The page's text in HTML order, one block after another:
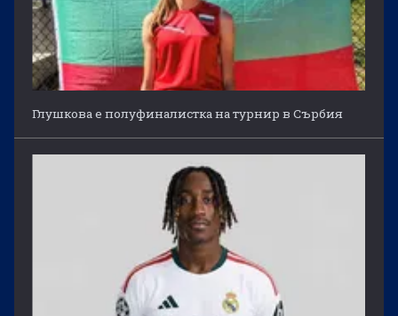
Глушкова е полуфиналистка на турнир в Сърбия